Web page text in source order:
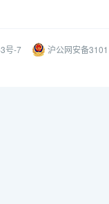
号-7 沪公网安备